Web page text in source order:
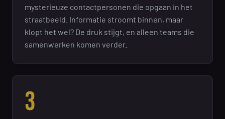
mysterieuze contactpersonen die opgaan in het
straatbeeld. Informatie stroomt binnen, maar
klopt het wel? De druk stijgt, en alleen teams die
samenwerken komen verder.
3